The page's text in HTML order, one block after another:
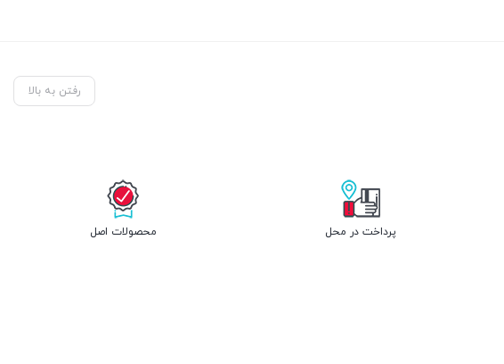
رفتن به بالا
پرداخت در محل محصولات اصل